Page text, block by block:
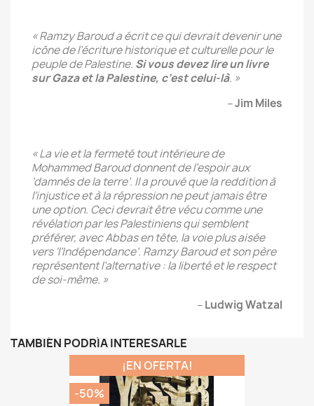
« Ramzy Baroud a écrit ce qui devrait devenir une
icône de l’écriture historique et culturelle pour le
peuple de Palestine. Si vous devez lire un livre
sur Gaza et la Palestine, c’est celui-là. »
–Jim Miles
« La vie et la fermeté tout intérieure de
Mohammed Baroud donnent de l’espoir aux
‘damnés de la terre’. Il a prouvé que la reddition à
l’injustice et à la répression ne peut jamais être
une option. Ceci devrait être vécu comme une
révélation par les Palestiniens qui semblent
préférer, avec Abbas en tête, la voie plus aisée
vers ‘l’Indépendance’. Ramzy Baroud et son père
représentent l’alternative : la liberté et le respect
de soi-même. »
–Ludwig Watzal
TAMBIÉN PODRÍA INTERESARLE
¡EN OFERTA!
-50%